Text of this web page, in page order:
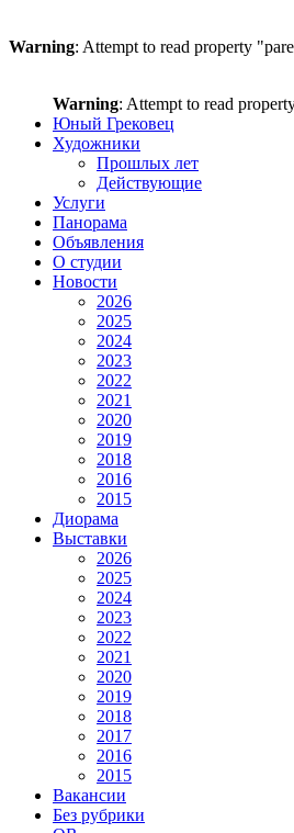
Warning: Attempt to read property
Warning: Attempt to read
Юный Грековец
Художники
Прошлых лет
Действующие
Услуги
Панорама
Объявления
О студии
Новости
2026
2025
2024
2023
2022
2021
2020
2019
2018
2016
2015
Диорама
Выставки
2026
2025
2024
2023
2022
2021
2020
2019
2018
2017
2016
2015
Вакансии
Без рубрики